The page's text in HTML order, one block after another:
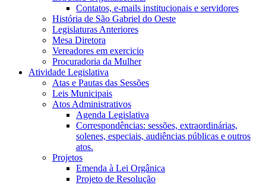
Contatos, e-mails institucionais e servidores
História de São Gabriel do Oeste
Legislaturas Anteriores
Mesa Diretora
Vereadores em exercicio
Procuradoria da Mulher
Atividade Legislativa
Atas e Pautas das Sessões
Leis Municipais
Atos Administrativos
Agenda Legislativa
Correspondências: sessões, extraordinárias,
solenes, especiais, audiências públicas e outros
atos.
Projetos
Emenda à Lei Orgânica
Projeto de Resolução